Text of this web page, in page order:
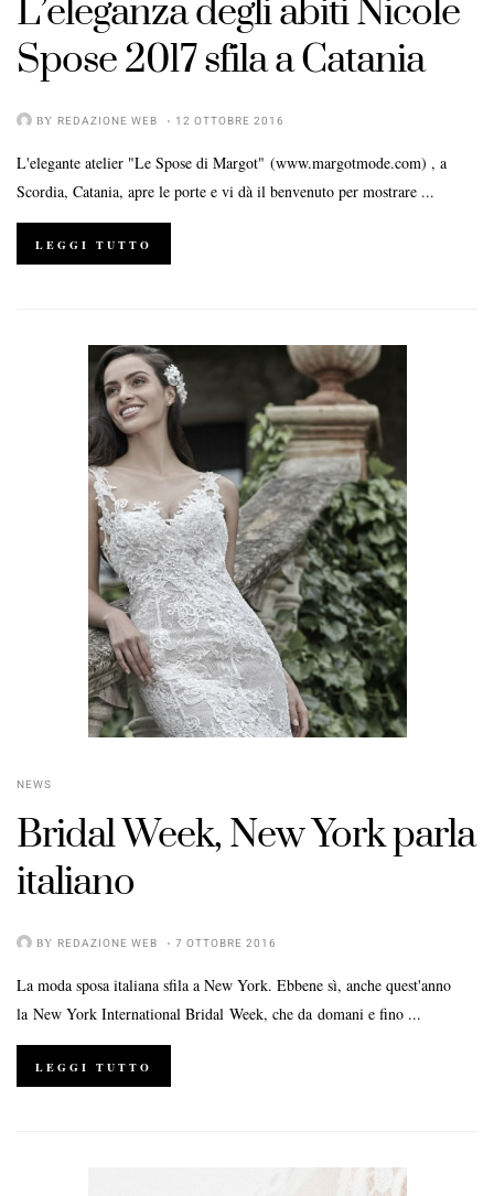
L’eleganza degli abiti Nicole
Spose 2017 sfila a Catania
BY REDAZIONE WEB 12 OTTOBRE 2016
L'elegante atelier "Le Spose di Margot" (www.margotmode.com) , a
Scordia, Catania, apre le porte e vi dà il benvenuto per mostrare ...
LEGGI TUTTO
NEWS
Bridal Week, New York parla
italiano
BY REDAZIONE WEB 7 OTTOBRE 2016
La moda sposa italiana sfila a New York. Ebbene sì, anche quest'anno
la New York International Bridal Week, che da domani e fino ...
LEGGI TUTTO